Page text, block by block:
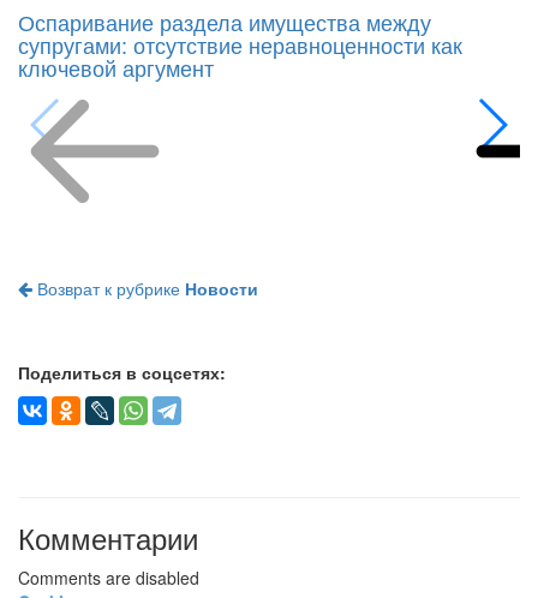
супругами: отсутствие неравноценности как
ключевой аргумент
Comments are disabled
Cackle